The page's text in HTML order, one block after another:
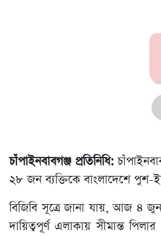
চাঁপাইনবাবগঞ্জ প্রতিনিধি:
২৮ জন ব্যক্তিকে বাংলাদেশে পুশ-
বিজিবি সূত্রে জানা যায়, আজ ৪ জুন
দায়িত্বপূর্ণ এলাকায় সীমান্ত